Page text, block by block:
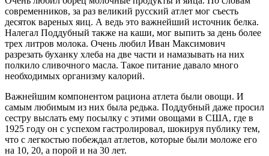
современников, за раз великий русский атлет мог съесть
десяток вареных яиц. А ведь это важнейший источник белка.
Налегал Поддубный также на каши, мог выпить за день более
трех литров молока. Очень любил Иван Максимович
разрезать буханку хлеба на две части и намазывать на них
полкило сливочного масла. Такое питание давало много
необходимых организму калорий.
Важнейшим компонентом рациона атлета были овощи. И
самым любимым из них была редька. Поддубный даже просил
сестру выслать ему посылку с этими овощами в США, где в
1925 году он с успехом гастролировал, шокируя публику тем,
что с легкостью побеждал атлетов, которые были моложе его
на 10, 20, а порой и на 30 лет.